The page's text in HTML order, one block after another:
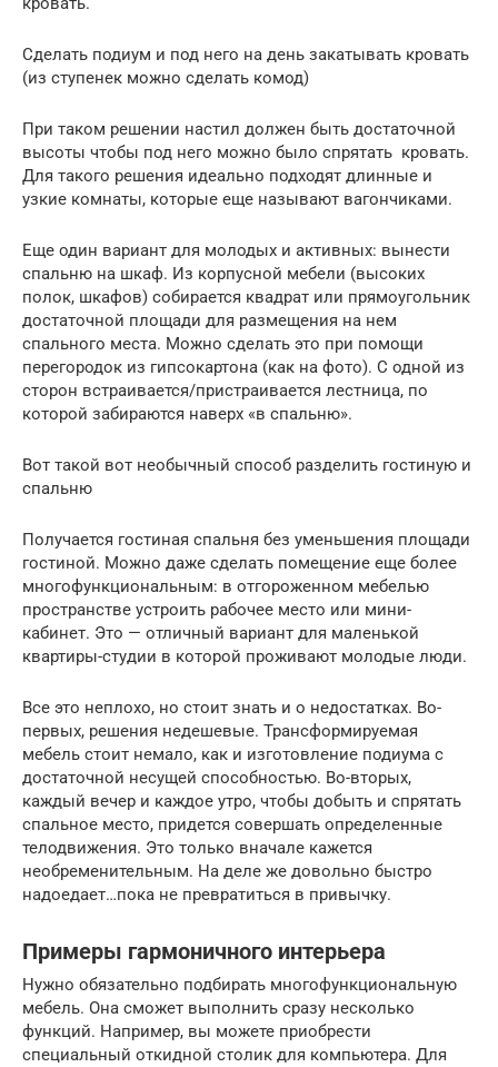
Сделать подиум и под него на день закатывать кровать
(из ступенек можно сделать комод)
При таком решении настил должен быть достаточной
высоты чтобы под него можно было спрятать кровать.
Для такого решения идеально подходят длинные и
узкие комнаты, которые еще называют вагончиками.
Еще один вариант для молодых и активных: вынести
спальню на шкаф. Из корпусной мебели (высоких
полок, шкафов) собирается квадрат или прямоугольник
достаточной площади для размещения на нем
спального места. Можно сделать это при помощи
перегородок из гипсокартона (как на фото). С одной из
сторон встраивается/пристраивается лестница, по
которой забираются наверх «в спальню».
Вот такой вот необычный способ разделить гостиную и
спальню
Получается гостиная спальня без уменьшения площади
гостиной. Можно даже сделать помещение еще более
многофункциональным: в отгороженном мебелью
пространстве устроить рабочее место или мини-
кабинет. Это — отличный вариант для маленькой
квартиры-студии в которой проживают молодые люди.
Все это неплохо, но стоит знать и о недостатках. Во-
первых, решения недешевые. Трансформируемая
мебель стоит немало, как и изготовление подиума с
достаточной несущей способностью. Во-вторых,
каждый вечер и каждое утро, чтобы добыть и спрятать
спальное место, придется совершать определенные
телодвижения. Это только вначале кажется
необременительным. На деле же довольно быстро
надоедает…пока не превратиться в привычку.
Примеры гармоничного интерьера
Нужно обязательно подбирать многофункциональную
мебель. Она сможет выполнить сразу несколько
функций. Например, вы можете приобрести
специальный откидной столик для компьютера. Для